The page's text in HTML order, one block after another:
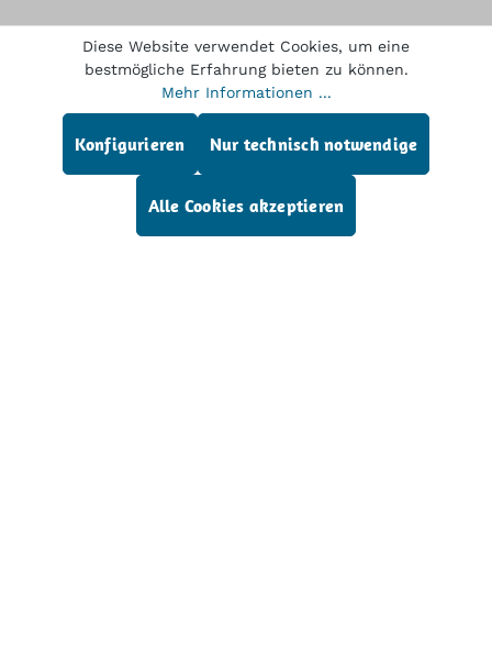
Beschreibung
RIESTER 5201 Graeve Vaginal-Spekulum 75 x
20 mm. NEUMehr
Service-Hotline
Diese Website verwendet Cookies, um eine
bestmögliche Erfahrung bieten zu können.
Mehr Informationen ...
Nur technisch notwendige
Konfigurieren
Alle Cookies akzeptieren